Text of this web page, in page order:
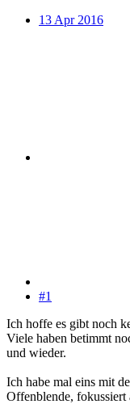
13 Apr 2016
#1
Ich hoffe es gibt noch
Viele haben betimmt
und wieder.
Ich habe mal eins mit
Offenblende, fokussiert